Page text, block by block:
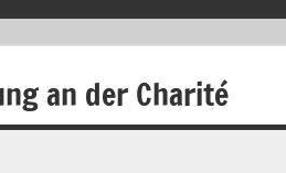
an der Charité